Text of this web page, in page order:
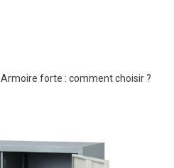
Armoire forte : comment choisir ?